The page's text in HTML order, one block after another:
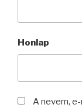
Honlap
A nevem,